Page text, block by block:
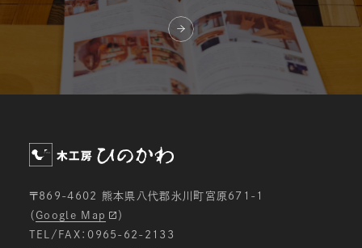
〒869-4602 熊本県八代郡氷川町宮原671-1
（ Google Map
）
TEL/FAX：0965-62-2133